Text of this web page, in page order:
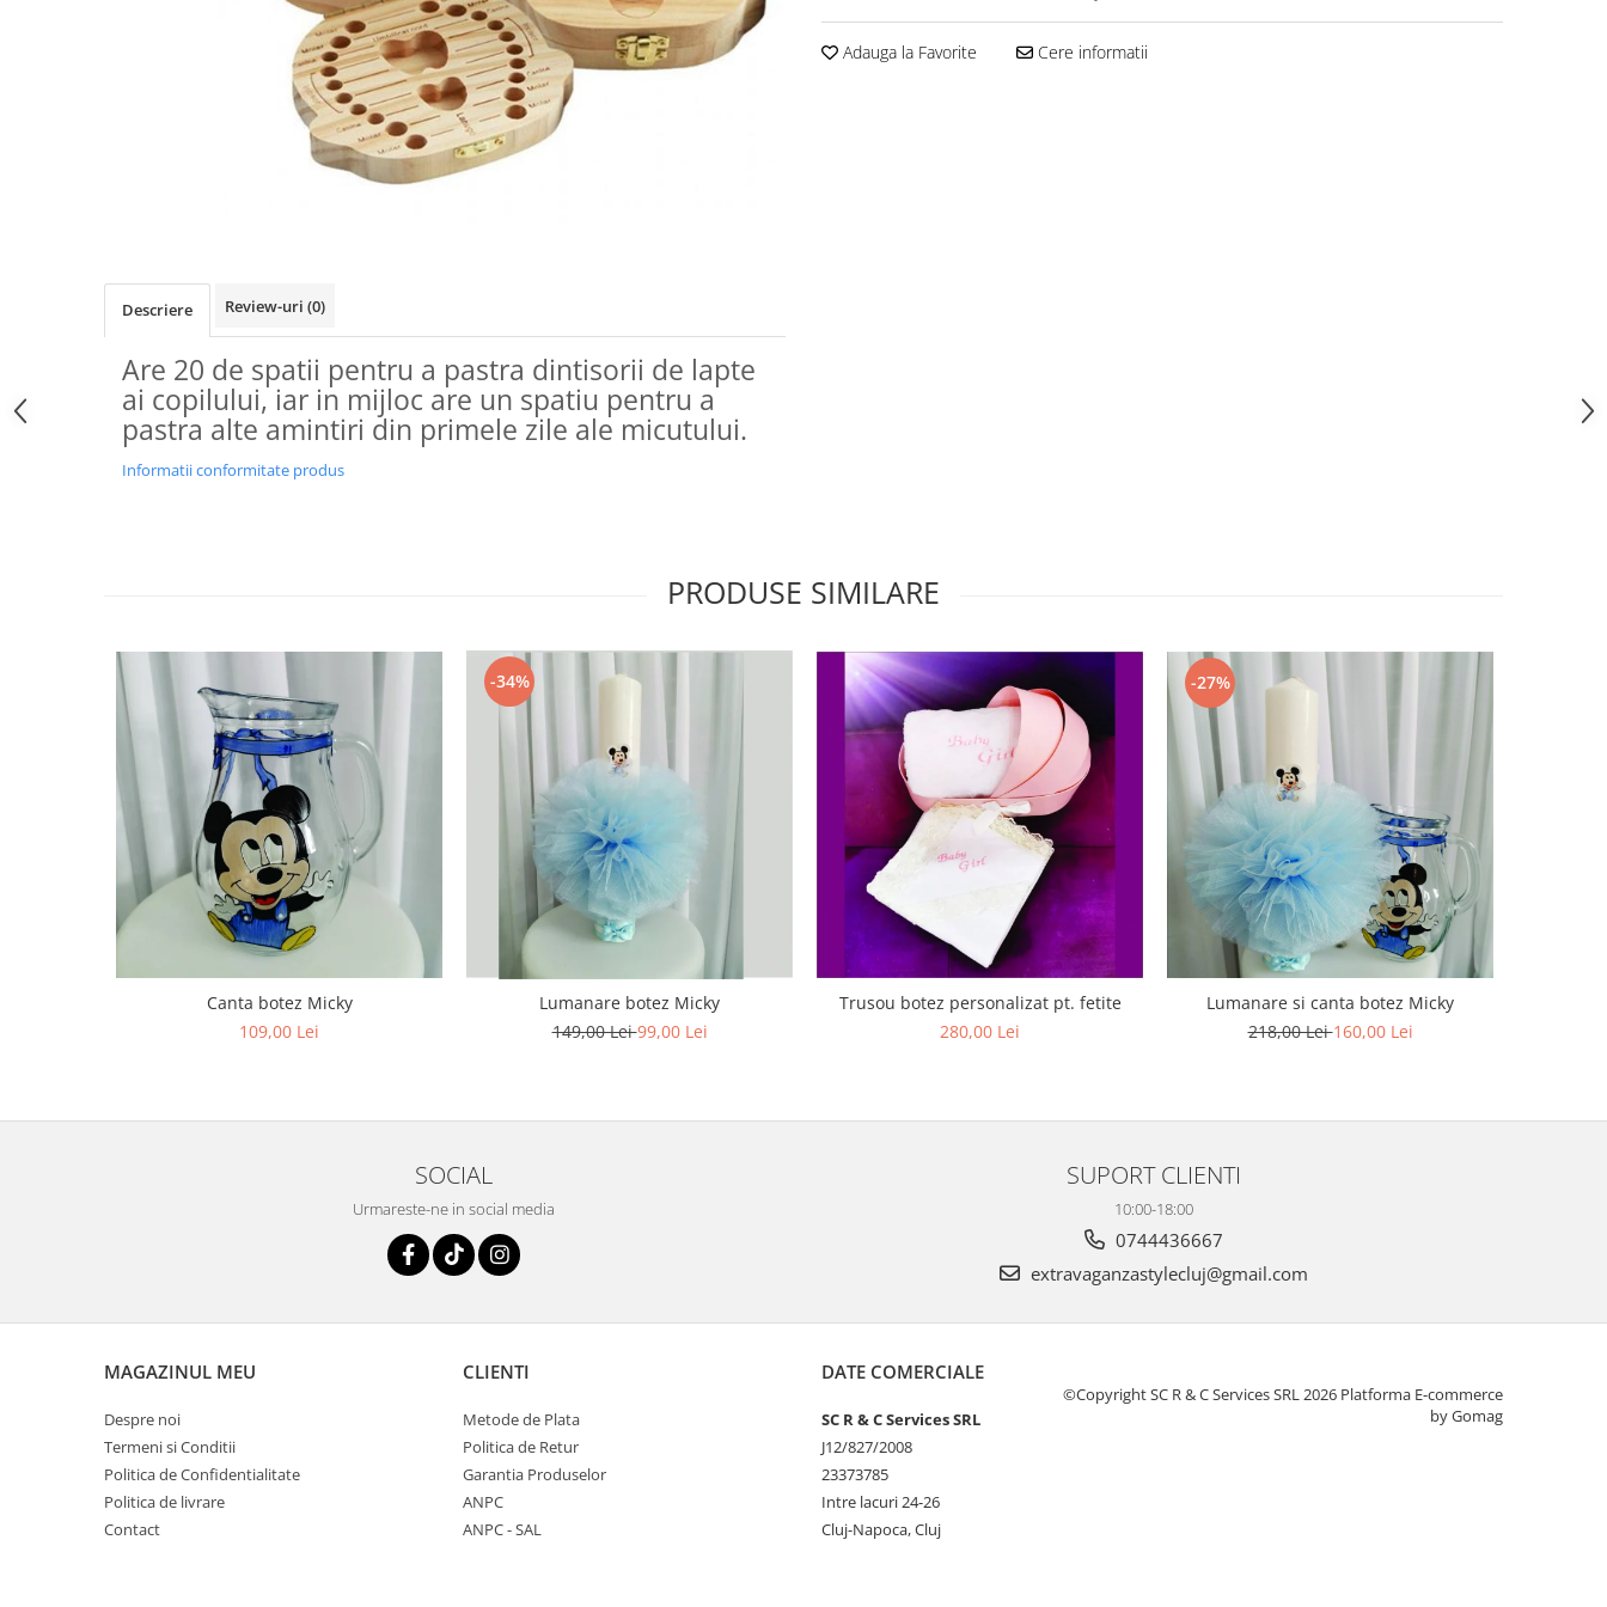
2021 Crăciun
2023 Crăciun
Paste
Toamna și Halloween
Valentine's Day
Adauga la Favorite Cere informatii
Descriere Review-uri (0)
Are 20 de spatii pentru a pastra dintisorii de lapte
ai copilului, iar in mijloc are un spatiu pentru a
pastra alte amintiri din primele zile ale micutului.
Informatii conformitate produs
PRODUSE SIMILARE
Canta botez Micky
109,00 Lei
-34%
Lumanare botez Micky
149,00 Lei99,00 Lei
Trusou botez personalizat pt. fetite
280,00 Lei
-27%
Lumanare si canta botez Micky
218,00 Lei160,00 Lei
SOCIAL
Urmareste-ne in social media
SUPORT CLIENTI
10:00-18:00
0744436667
extravaganzastylecluj@gmail.com
MAGAZINUL MEU
Despre noi
Termeni si Conditii
Politica de Confidentialitate
Politica de livrare
Contact
CLIENTI
Metode de Plata
Politica de Retur
Garantia Produselor
ANPC
ANPC - SAL
DATE COMERCIALE
SC R & C Services SRL
J12/827/2008
23373785
Intre lacuri 24-26
Cluj-Napoca, Cluj
©Copyright SC R & C Services SRL 2026 Platforma E-commerce
by Gomag